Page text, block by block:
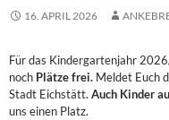
16. APRIL 2026
Für das Kindergartenjahr
noch Plätze frei. Meldet Euch
Stadt Eichstätt. Auch Kinder
uns einen Platz.